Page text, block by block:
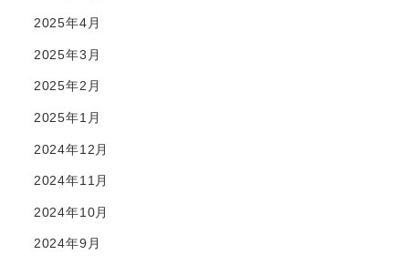
2025年4月
2025年3月
2025年2月
2025年1月
2024年12月
2024年11月
2024年10月
2024年9月